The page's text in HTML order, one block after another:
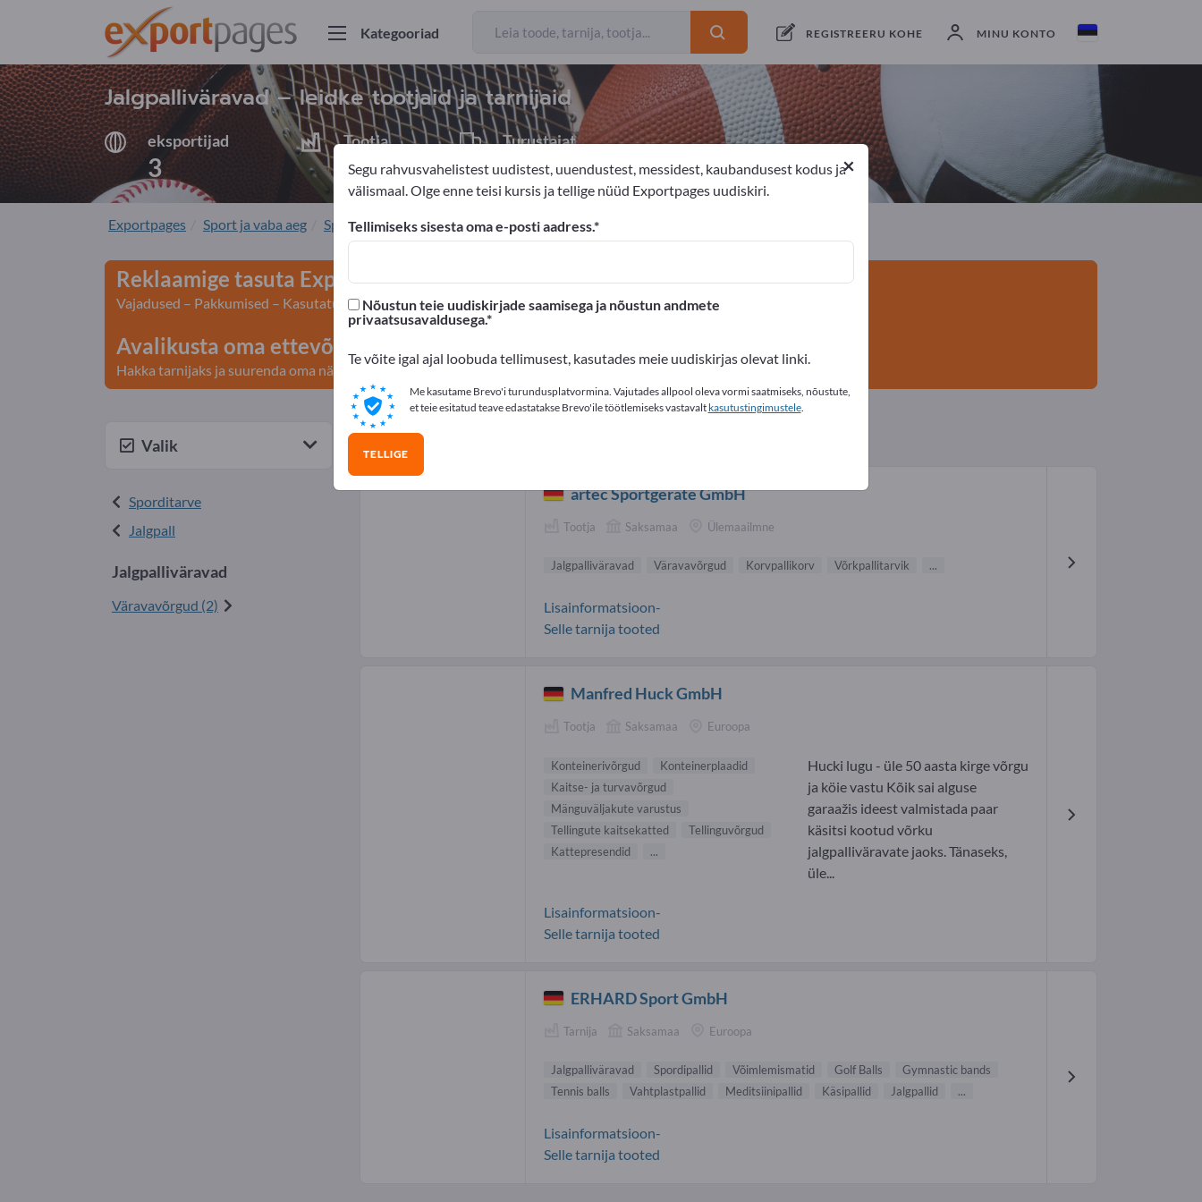
Kategooriad REGISTREERU KOHE MINU KONTO
Jalgpalliväravad – leidke tootjaid ja tarnijaid
eksportijad
3
Tootja
2
Turustajat
1
eksportijad3 Tootja Turustajat
Exportpages Sport ja vaba aeg Sporditarve Jalgpalliväravad
Reklaamige tasuta Exportpages'is!
Vajadused – Pakkumised – Kasutatud kaubad – Ärikontaktid >> alustage siit
Avalikusta oma ettevõte ja tooted Exportpages'is.
Hakka tarnijaks ja suurenda oma nähtavust>> avalikusta siin
Valik
Sporditarve
Jalgpall
Jalgpalliväravad
Väravavõrgud (2)
Jalgpalliväravad tarnijad (3)
artec Sportgeräte GmbH
Tootja Saksamaa Ülemaailmne
Jalgpalliväravad Väravavõrgud Korvpallikorv Võrkpallitarvik ...
Lisainformatsioon-
Selle tarnija tooted
Manfred Huck GmbH
Tootja Saksamaa Euroopa
Konteinerivõrgud
Konteinerplaadid
Kaitse- ja turvavõrgud
Mänguväljakute varustus
Tellingute kaitsekatted
Tellinguvõrgud
Kattepresendid
...
Hucki lugu - üle 50 aasta kirge võrgu
ja köie vastu Kõik sai alguse
garaažis ideest valmistada paar
käsitsi kootud võrku
jalgpalliväravate jaoks. Tänaseks,
üle...
Lisainformatsioon-
Selle tarnija tooted
ERHARD Sport GmbH
Tarnija Saksamaa Euroopa
Jalgpalliväravad Spordipallid Võimlemismatid Golf Balls
Gymnastic bands
Tennis balls
Vahtplastpallid Meditsiinipallid Käsipallid Jalgpallid ...
Lisainformatsioon-
Selle tarnija tooted
×
Segu rahvusvahelistest uudistest, uuendustest, messidest, kaubandusest kodus ja
välismaal. Olge enne teisi kursis ja tellige nüüd Exportpages uudiskiri.
Tellimiseks sisesta oma e-posti aadress.
Nõustun teie uudiskirjade saamisega ja nõustun andmete
privaatsusavaldusega.
Te võite igal ajal loobuda tellimusest, kasutades meie uudiskirjas olevat linki.
Me kasutame Brevo'i turundusplatvormina. Vajutades allpool oleva vormi saatmiseks, nõustute,
et teie esitatud teave edastatakse Brevo'ile töötlemiseks vastavalt kasutustingimustele.
TELLIGE